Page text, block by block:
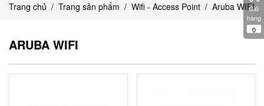
Giỏ
hàng
0
Trang chủ Trang sản phẩm Wifi - Access Point Aruba WIFI
ARUBA WIFI